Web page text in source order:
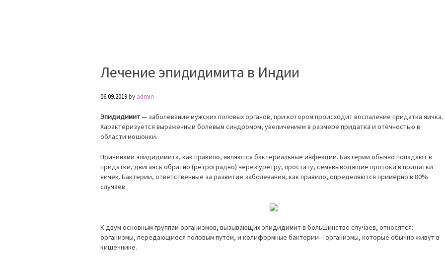
Лечение эпидидимита в Индии
06.09.2019by admin
Эпидидимит— заболевание мужских половых органов, при котором происходит воспаление придатка яичка.
Характеризуется выраженным болевым синдромом, увеличением в размере придатка и отечностью в
области мошонки.
Причинами эпидидимита, как правило, являются бактериальные инфекции. Бактерии обычно попадают в
придатки, двигаясь обратно (ретроградно) через уретру, простату, семявыводящие протоки в придатки
яичек. Бактерии, ответственные за развитие заболевания, как правило, определяются примерно в 80%
случаев.
К двум основным группам организмов, вызывающих эпидидимит в большинстве случаев, относятся:
организмы, передающиеся половым путем, и колиформные бактерии – организмы, которые обычно живут в
кишечнике.